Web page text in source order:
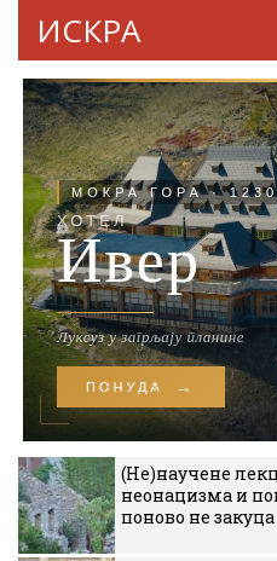
ИСКРА
(Не)научене
неонацизма и
поново не закуца